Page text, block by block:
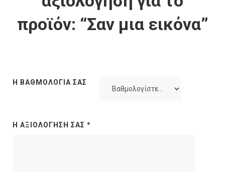
προϊόν: “Σαν μια εικόνα”
Η ΒΑΘΜΟΛΟΓΊΑ ΣΑΣ
Η ΑΞΙΟΛΌΓΗΣΉ ΣΑΣ *